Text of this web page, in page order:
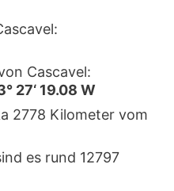
Cascavel:
27‘ 19.08 W
2778 Kilometer vom
es rund 12797